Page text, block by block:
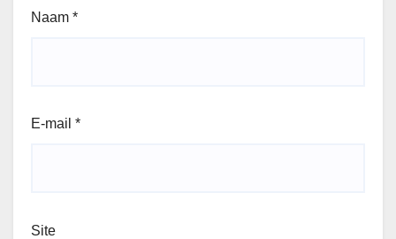
Naam *
E-mail *
Site